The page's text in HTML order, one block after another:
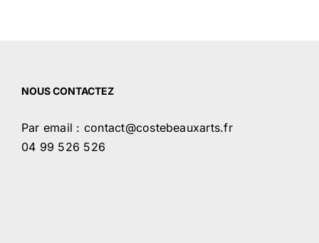
NOUS CONTACTEZ
Par email : contact@costebeauxarts.fr
04 99 526 526